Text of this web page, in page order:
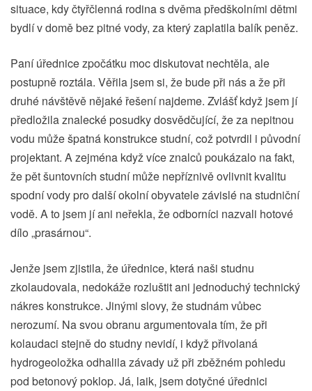
situace, kdy čtyřčlenná rodina s dvěma předškolními dětmi
bydlí v domě bez pitné vody, za který zaplatila balík peněz.
Paní úřednice zpočátku moc diskutovat nechtěla, ale
postupně roztála. Věřila jsem si, že bude při nás a že při
druhé návštěvě nějaké řešení najdeme. Zvlášť když jsem jí
předložila znalecké posudky dosvědčující, že za nepitnou
vodu může špatná konstrukce studní, což potvrdil i původní
projektant. A zejména když více znalců poukázalo na fakt,
že pět šuntovních studní může nepříznivě ovlivnit kvalitu
spodní vody pro další okolní obyvatele závislé na studniční
vodě. A to jsem jí ani neřekla, že odborníci nazvali hotové
dílo „prasárnou“.
Jenže jsem zjistila, že úřednice, která naši studnu
zkolaudovala, nedokáže rozluštit ani jednoduchý technický
nákres konstrukce. Jinými slovy, že studnám vůbec
nerozumí. Na svou obranu argumentovala tím, že při
kolaudaci stejně do studny nevidí, i když přivolaná
hydrogeoložka odhalila závady už při zběžném pohledu
pod betonový poklop. Já, laik, jsem dotyčné úřednici